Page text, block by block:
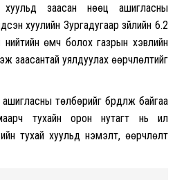
заасан нөөц ашигласны
хуулийн Зургадугаар зүйлийн 6.2
нийтийн өмч болох газрын хэвлийн
заасантай уялдуулах өөрчлөлтийг
төлбөрийг бүрдүүлж байгаа
тухайн орон нутагт нь илүү
тухай хуульд нэмэлт, өөрчлөлт